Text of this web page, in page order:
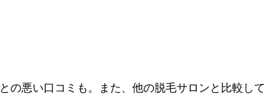
悪い口コミも。また、他の脱毛サロンと比較し